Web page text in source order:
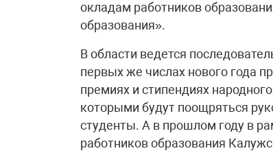
окладам работников
образования».
В области ведется
первых же числах нового года
премиях и стипендиях
которыми будут поощряться
студенты. А в прошлом году в
работников образования